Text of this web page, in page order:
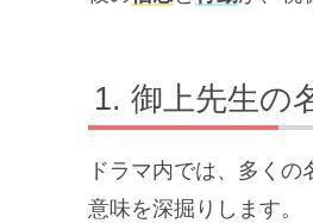
御上先生の
ドラマ内では、多く
意味を深掘りします。